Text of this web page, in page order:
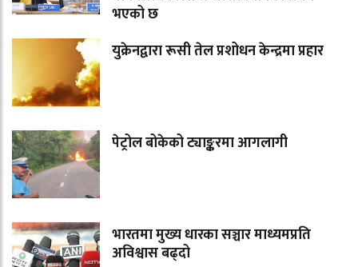
भएको छ
युक्रेनद्वारा रूसी तेल प्रशोधन केन्द्रमा प्रहार
पेट्रोल बोकेको ट्याङ्करमा आगलागी
भारतमा मुख्य धारका सञ्चार माध्यमप्रति
अविश्वास बढ्दो